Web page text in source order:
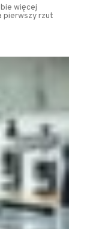
więcej
pierwszy rzut